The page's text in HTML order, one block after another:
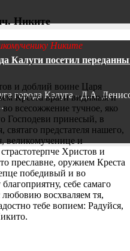
Калуги посетил
города Калуга - Д.А.
Никите
Никите
и доблий воине Царя
Креста враги видимыя и
всесожжение тучное, яко
Господеви принесый, в
предстателя нашего,
великомученице и
Христов и
преславне, оружием Креста
победивый и во
себе самаго
восхваляем тя,
тебе вопием: Радуйся,